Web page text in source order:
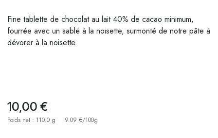
Fine tablette de chocolat au lait 40% de cacao minimum,
fourrée avec un sablé à la noisette, surmonté de notre pâte à
dévorer à la noisette.
10,00 €
Poids net : 110.0 g 9.09 €/100g